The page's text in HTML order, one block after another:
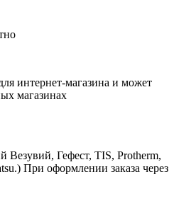
интернет-магазина и может
магазинах
Гефест, TIS, Protherm,
При оформлении заказа через